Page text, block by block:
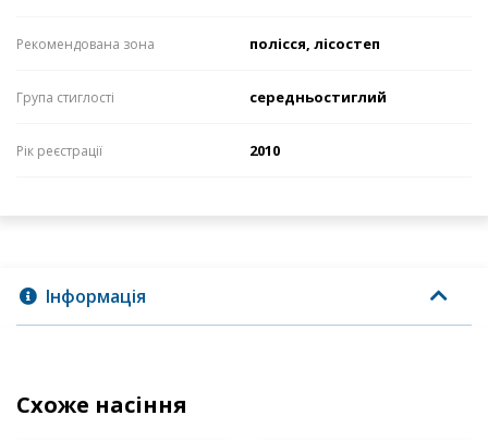
Рекомендована зона полісся, лісостеп
Група стиглості середньостиглий
Рік реєстрації 2010
Інформація
Схоже насіння